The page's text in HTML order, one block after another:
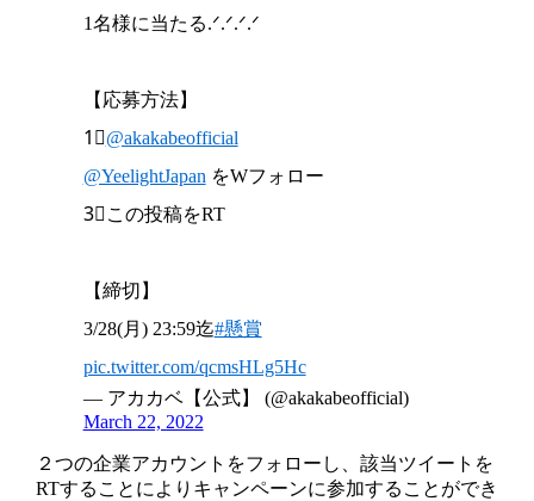
1名様に当たる.ᐟ.ᐟ.ᐟ.ᐟ
【応募方法】
1⃣@akakabeofficial
@YeelightJapan をWフォロー
3⃣この投稿をRT
【締切】
3/28(月) 23:59迄#懸賞
pic.twitter.com/qcmsHLg5Hc
— アカカベ【公式】 (@akakabeofficial)
March 22, 2022
２つの企業アカウントをフォローし、該当ツイートを
RTすることによりキャンペーンに参加することができ